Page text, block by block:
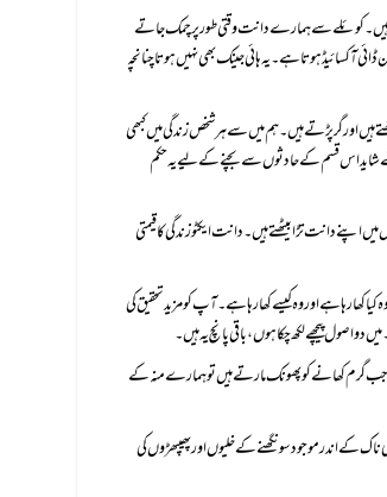
(۱۰)حضورصلی اللہ علیہ وسلم نے فرمایا: لکڑی کے کوئلے سے دانت صاف نہ کرو۔ ہم میں سے بے شمار لوگ کوئلے سے دانت صاف کرتے ہیں۔ کوئلے سے ہمارے دانت وقتی طور پر چمک جاتے
(۱۱)حضورصلی اللہ علیہ وسلم نے فرمایا: ہمیشہ بیٹھ کر کپڑے تبدیل کیا کرو۔ہم میں سے اکثر لوگ شلوار پتلون یا پائجامہ پہنتے وقت اپنی ٹانگ پھنسا بیٹھتے ہیں اور گر پڑتے ہیں ۔ہم میں سے ہر شخص زندگی میں کبھی
نہ کبھی اس صورت حال کا شکار ضرور ہوتا ہے بالخصوص ہم بڑھاپے میں شلوار یا پتلون بدلتے وقت ضرور گرتے ہیں۔حضورصلی اللہ علیہ وسلم نے شاید اس قسم کے حادثوں سے بچنے کے لیے یہ حکم
(۱۲)حضورصلی اللہ علیہ وسلم نے فرمایا: اپنے دانتوں سے سخت چیز مت توڑا کرو۔ ہم لوگ اکثر بادام اخروٹ یا نیم پکا گوشت توڑنے کی کوشش میں اپنے دانت تڑا بیٹھتے ہیں۔ دانت ایکٹو زندگی کا قیمتی
خوراک تہذیب کا تیسرا بڑا عنصر ہوتی ہے۔ آپ اگر کسی قوم کسی خاندان یا کسی شخص کی تہذیب کا اندازہ لگانا چاہتے ہیں تو آپ صرف اتنا دیکھ لیں وہ کیا کھا رہا ہے اور وہ کیسے کھا رہا ہے۔ آپ کو مزید تحقیق کی
پیچھے لکھ چکاہوں، باقی پانچ یہ ہیں۔
(۱۳)حضورصلی اللہ علیہ وسلم نے فرمایا: گرم کھانے کو پھونک سے ٹھنڈا نہ کرو، پنکھا استعمال کر لیا کرو۔ یہ فرمان بھی ہائی جین پر بیس کرتا ہے۔ہم جب گرم کھانے کو پھونک مارتے ہیں تو ہمارے منہ کے
(۱۴)حضورصلی اللہ علیہ وسلم نے فرمایا: کھاتے ہوئے کھانے کو سونگھا نہ کرو۔ کھانے کو سونگھنا بدتہذیبی بھی ہوتی ہے اور کھانے کی خوشبو ہماری ناک کے اندر موجود سونگھنے کے خلیوں اور پھیپھڑوں کی